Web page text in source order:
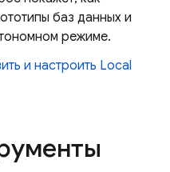
баз данных и
режиме.
и настроить Local